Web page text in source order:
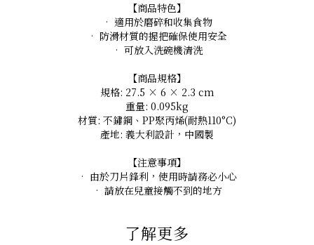
【商品特色】
• 適用於磨碎和收集食物
• 防滑材質的握把確保使用安全
• 可放入洗碗機清洗
【商品規格】
規格: 27.5 × 6 × 2.3 cm
重量: 0.095kg
材質: 不鏽鋼、PP聚丙烯(耐熱110°C)
產地: 義大利設計，中國製
【注意事項】
• 由於刀片鋒利，使用時請務必小心
• 請放在兒童接觸不到的地方
了解更多